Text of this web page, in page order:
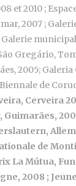
et 2010 ;
2007 ;
Galerie
Gregário,
2005; Galeria
de
Cerveira
Guimarães,
de
La Mútua,
2008 ;